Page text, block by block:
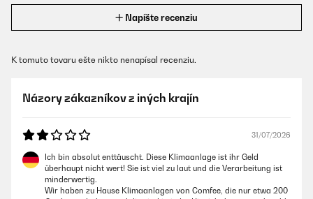
Napíšte recenziu
K tomuto tovaru ešte nikto nenapísal recenziu.
Názory zákazníkov z iných krajín
31/07/2026
Ich bin absolut enttäuscht. Diese Klimaanlage ist ihr Geld
überhaupt nicht wert! Sie ist viel zu laut und die Verarbeitung ist
minderwertig.
Wir haben zu Hause Klimaanlagen von Comfee, die nur etwa 200